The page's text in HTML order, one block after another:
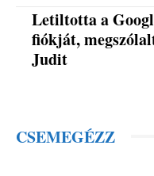
Letiltotta a
fiókját,
Judit
CSEMEGÉZZ